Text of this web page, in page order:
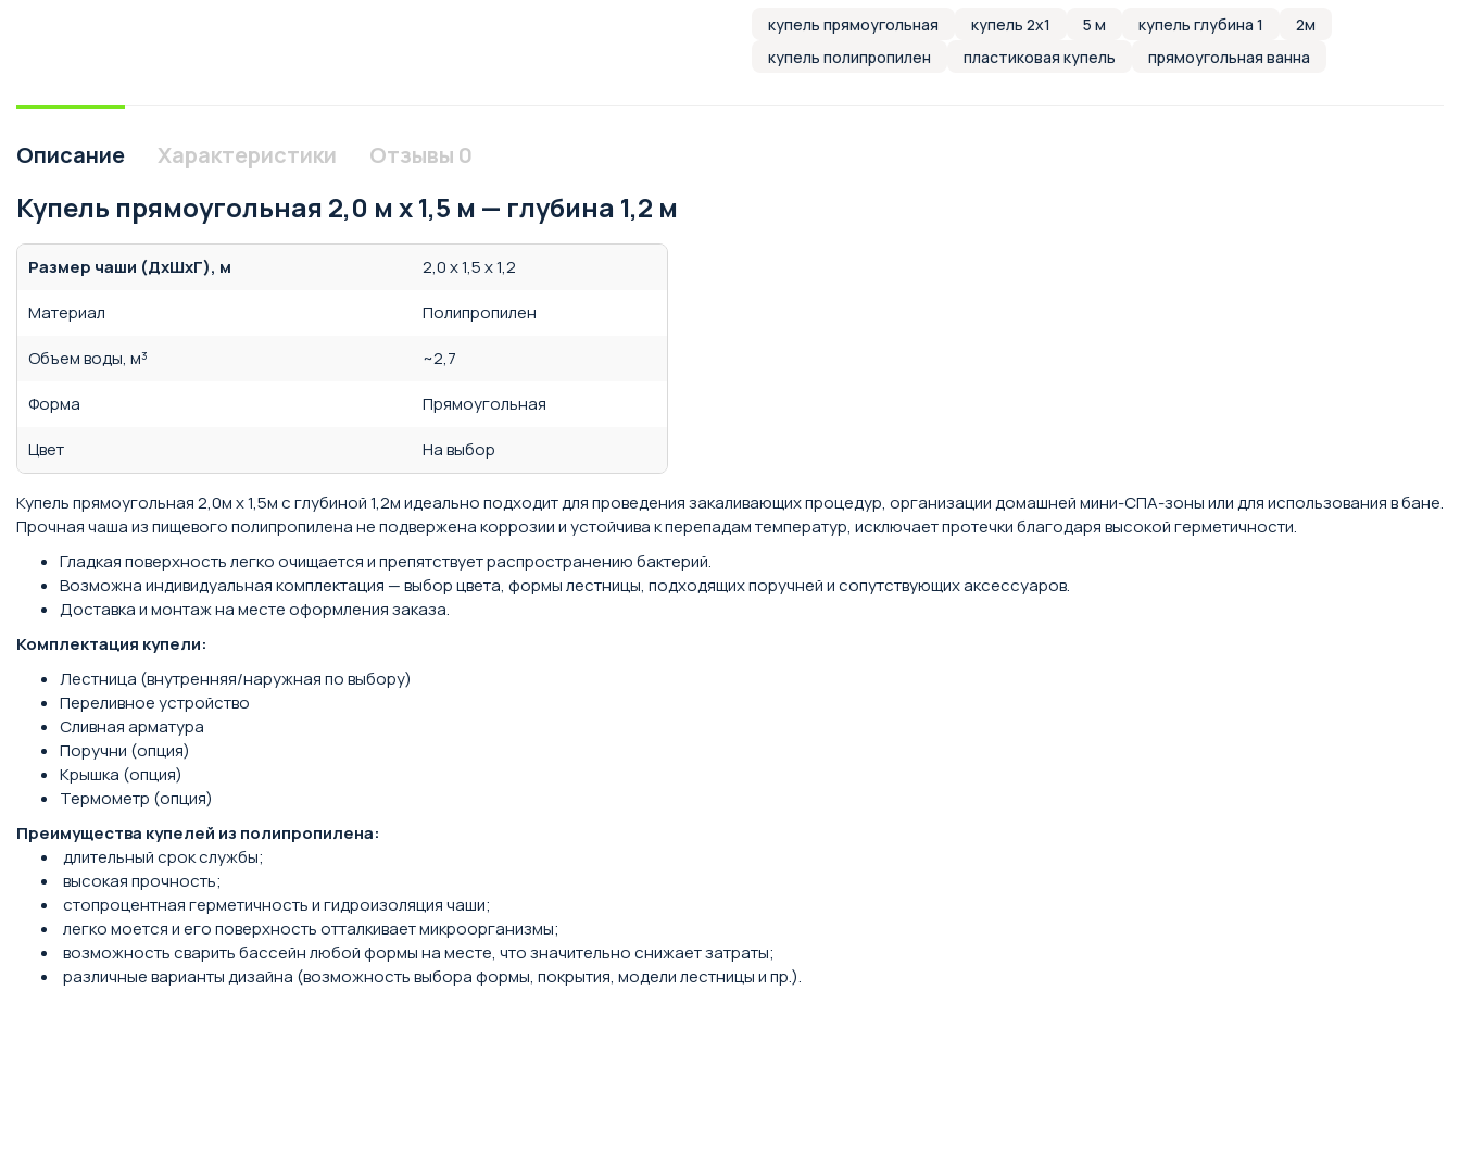
купель прямоугольная купель 2х1 5 м купель глубина 1
2м
купель полипропилен
пластиковая купель прямоугольная ванна
Описание Характеристики Отзывы 0
Купель прямоугольная 2,0 м x 1,5 м — глубина 1,2 м
Размер чаши (ДхШхГ), м
2,0 x 1,5 x 1,2
Материал
Полипропилен
Объем воды, м³
~2,7
Форма
Прямоугольная
Цвет
На выбор
Купель прямоугольная 2,0м x 1,5м с глубиной 1,2м идеально подходит для проведения закаливающих процедур, организации домашней мини-СПА-зоны или для использования в бане.
Прочная чаша из пищевого полипропилена не подвержена коррозии и устойчива к перепадам температур, исключает протечки благодаря высокой герметичности.
Гладкая поверхность легко очищается и препятствует распространению бактерий.
Возможна индивидуальная комплектация — выбор цвета, формы лестницы, подходящих поручней и сопутствующих аксессуаров.
Доставка и монтаж на месте оформления заказа.
Комплектация купели:
Лестница (внутренняя/наружная по выбору)
Переливное устройство
Сливная арматура
Поручни (опция)
Крышка (опция)
Термометр (опция)
Преимущества купелей из полипропилена:
длительный срок службы;
высокая прочность;
стопроцентная герметичность и гидроизоляция чаши;
легко моется и его поверхность отталкивает микроорганизмы;
возможность сварить бассейн любой формы на месте, что значительно снижает затраты;
различные варианты дизайна (возможность выбора формы, покрытия, модели лестницы и пр.).